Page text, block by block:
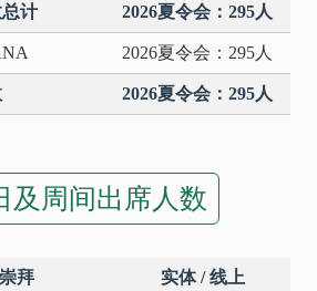
计 2026夏令会：295人
2026夏令会：295人
2026夏令会：295人
及周间出席人数
拜 实体 / 线上